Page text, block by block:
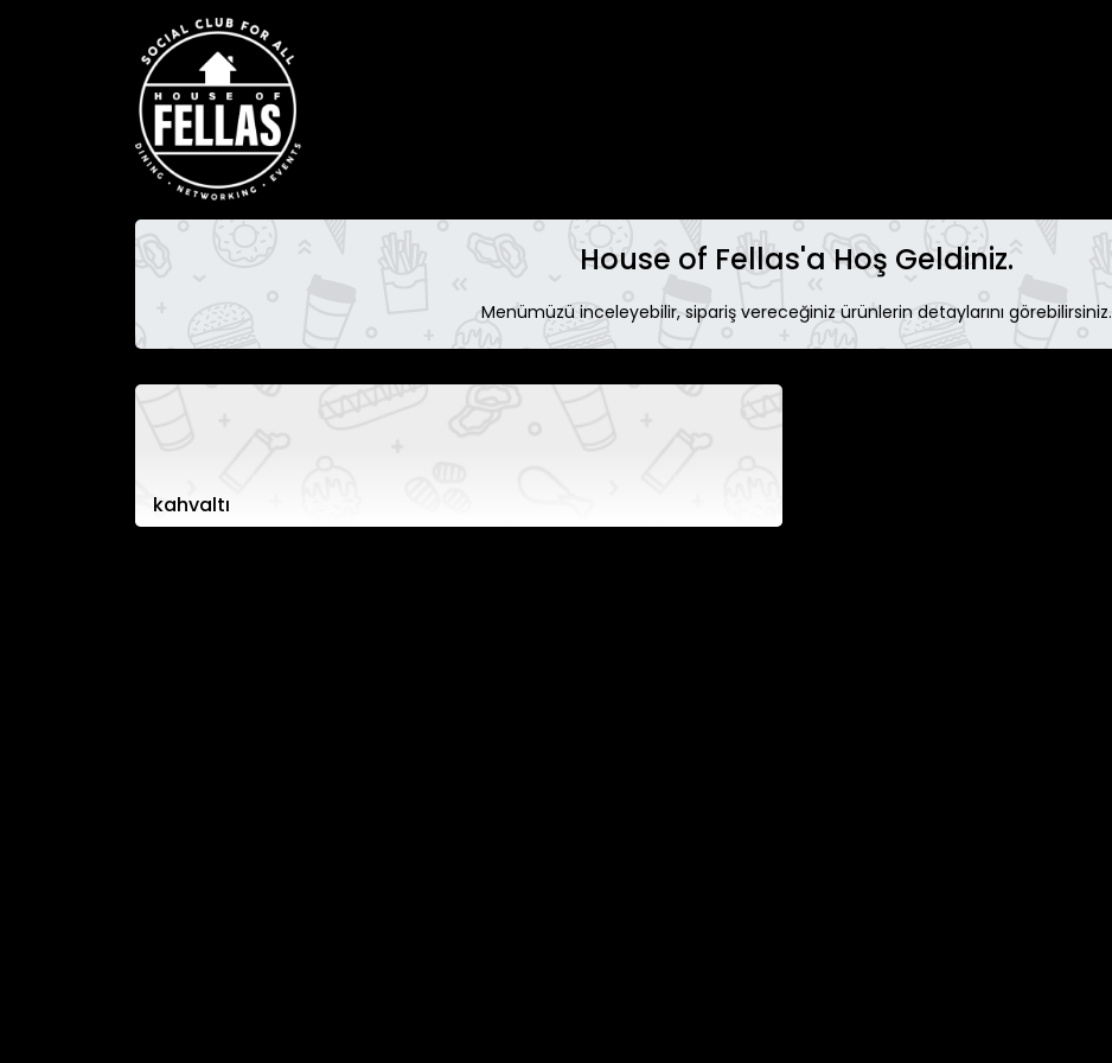
House of Fellas'a Hoş Geldiniz.
Menümüzü inceleyebilir, sipariş vereceğiniz ürünlerin detaylarını görebilirsiniz.
kahvaltı